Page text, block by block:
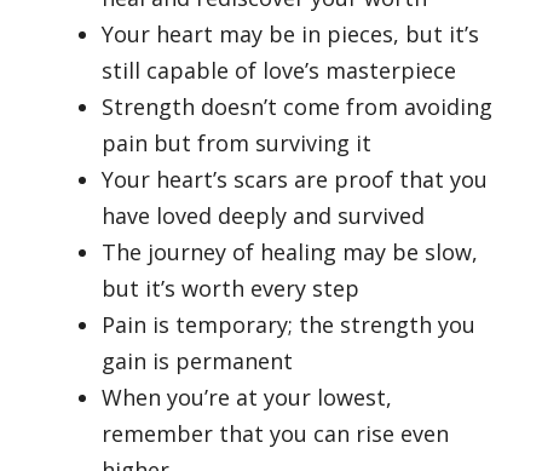
Your heart may be in pieces, but it’s
still capable of love’s masterpiece
Strength doesn’t come from avoiding
pain but from surviving it
Your heart’s scars are proof that you
have loved deeply and survived
The journey of healing may be slow,
but it’s worth every step
Pain is temporary; the strength you
gain is permanent
When you’re at your lowest,
remember that you can rise even